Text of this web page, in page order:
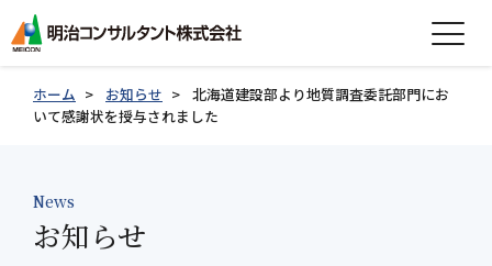
会社情報 expand_more
製品紹介
ホーム お知らせ
北海道建設部より地質調査委託部門にお
いて感謝状を授与されました
News
お知らせ